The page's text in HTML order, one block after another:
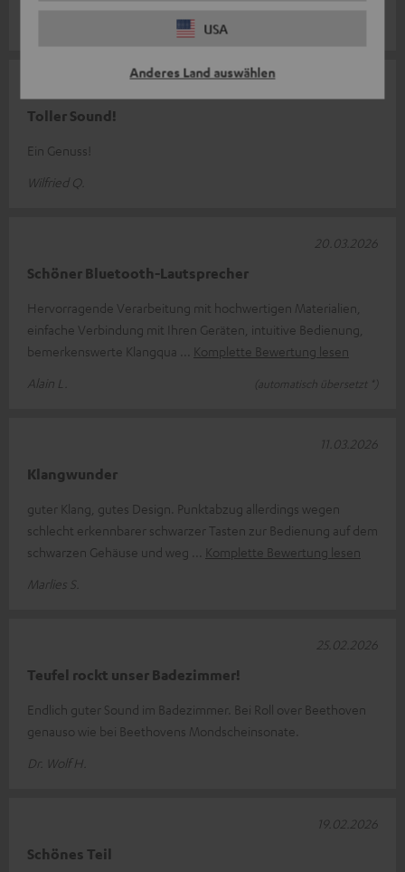
USA
Anderes Land auswählen
Toller Sound!
Ein Genuss!
Wilfried Q.
Schöner Bluetooth-Lautsprecher
Hervorragende Verarbeitung mit hochwertigen Materialien,
einfache Verbindung mit Ihren Geräten, intuitive Bedienung,
bemerkenswerte Klangqua
Komplette Bewertung lesen
Alain L.
(automatisch übersetzt *)
20.03.2026
Klangwunder
guter Klang, gutes Design. Punktabzug allerdings wegen
schlecht erkennbarer schwarzer Tasten zur Bedienung auf dem
schwarzen Gehäuse und weg
Komplette Bewertung lesen
Marlies S.
11.03.2026
Teufel rockt unser Badezimmer!
Endlich guter Sound im Badezimmer. Bei Roll over Beethoven
genauso wie bei Beethovens Mondscheinsonate.
Dr. Wolf H.
25.02.2026
Schönes Teil
19.02.2026